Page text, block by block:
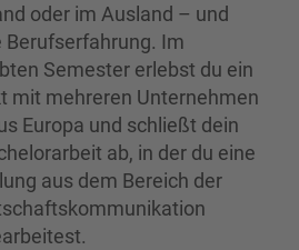
oder im Ausland – und
Im
Semester erlebst du ein
mit mehreren Unternehmen
Europa und schließt dein
ab, in der du eine
aus dem Bereich der